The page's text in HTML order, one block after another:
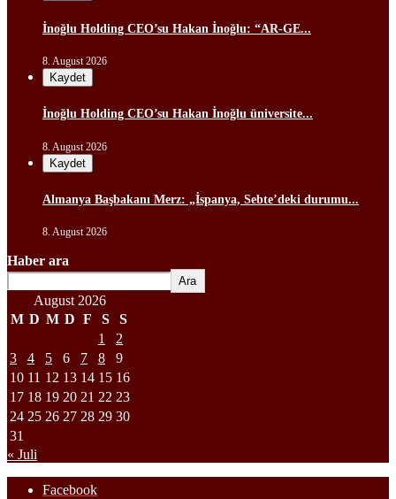
İnoğlu Holding CEO’su Hakan İnoğlu: “AR-GE...
8. August 2026
Kaydet
İnoğlu Holding CEO’su Hakan İnoğlu üniversite...
8. August 2026
Kaydet
Almanya Başbakanı Merz: „İspanya, Sebte’deki durumu...
8. August 2026
Haber ara
Ara
August 2026
M D M D F S
S
1
2
3
4 5 6 7 8
9
10 11 12 13 14 15 16
17 18 19 20 21 22 23
24 25 26 27 28 29 30
31
« Juli
Facebook